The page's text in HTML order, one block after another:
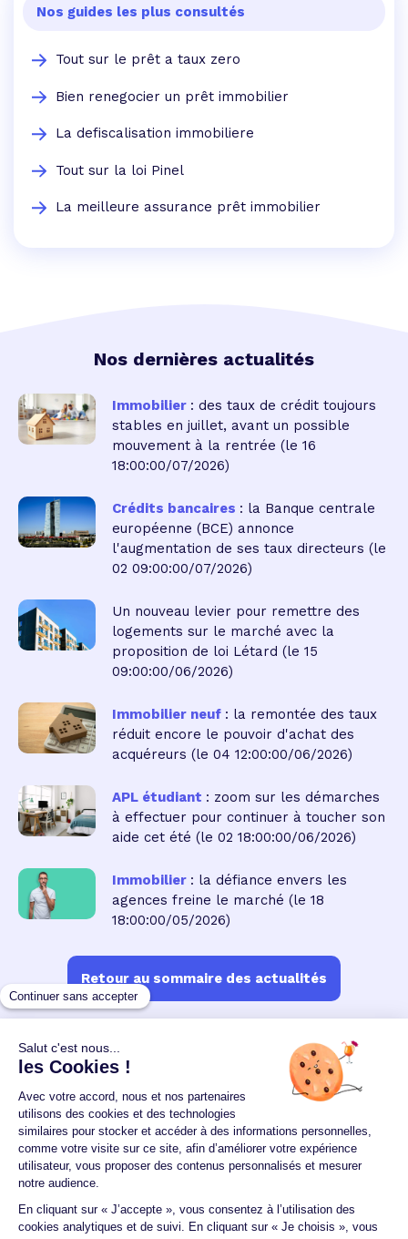
Nos guides les plus consultés
Tout sur le prêt a taux zero
Bien renegocier un prêt immobilier
La defiscalisation immobiliere
Tout sur la loi Pinel
La meilleure assurance prêt immobilier
Nos dernières actualités
Immobilier : des taux de crédit toujours
stables en juillet, avant un possible
mouvement à la rentrée (le 16
18:00:00/07/2026)
Crédits bancaires : la Banque centrale
européenne (BCE) annonce
l'augmentation de ses taux directeurs (le
02 09:00:00/07/2026)
Un nouveau levier pour remettre des
logements sur le marché avec la
proposition de loi Létard (le 15
09:00:00/06/2026)
Immobilier neuf : la remontée des taux
réduit encore le pouvoir d'achat des
acquéreurs (le 04 12:00:00/06/2026)
APL étudiant : zoom sur les démarches
à effectuer pour continuer à toucher son
aide cet été (le 02 18:00:00/06/2026)
Immobilier : la défiance envers les
agences freine le marché (le 18
18:00:00/05/2026)
Retour au sommaire des actualités
Un crédit vous engage et doit être remboursé.
Vérifiez vos capacités de remboursement avant de
vous engager.
Aucun versement, de quelque nature que ce soit, ne
peut être exigé d'un particulier avant l'obtention